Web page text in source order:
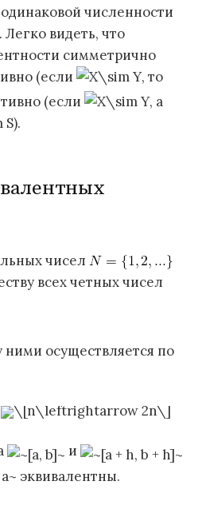
численности
видеть, что
симметрично
(если
, то
(если
, а
).
чисел
всех четных чисел
ними осуществляется по
и
эквивалентны.